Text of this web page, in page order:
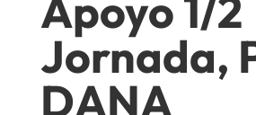
Jornada,
DANA